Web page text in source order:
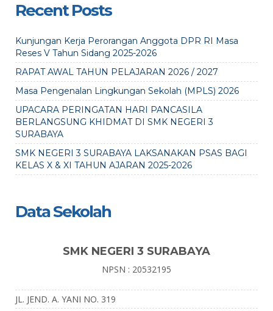
Recent Posts
Kunjungan Kerja Perorangan Anggota DPR RI Masa
Reses V Tahun Sidang 2025-2026
RAPAT AWAL TAHUN PELAJARAN 2026 / 2027
Masa Pengenalan Lingkungan Sekolah (MPLS) 2026
UPACARA PERINGATAN HARI PANCASILA
BERLANGSUNG KHIDMAT DI SMK NEGERI 3
SURABAYA
SMK NEGERI 3 SURABAYA LAKSANAKAN PSAS BAGI
KELAS X & XI TAHUN AJARAN 2025-2026
Data Sekolah
SMK NEGERI 3 SURABAYA
NPSN : 20532195
JL. JEND. A. YANI NO. 319